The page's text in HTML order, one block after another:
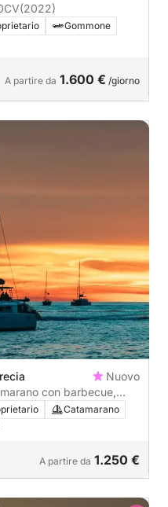
drive 450CV(2022)
Gommone
A partire da 1.600 € /giorno
Nuovo
con barbecue,
Catamarano
A partire da 1.250 €